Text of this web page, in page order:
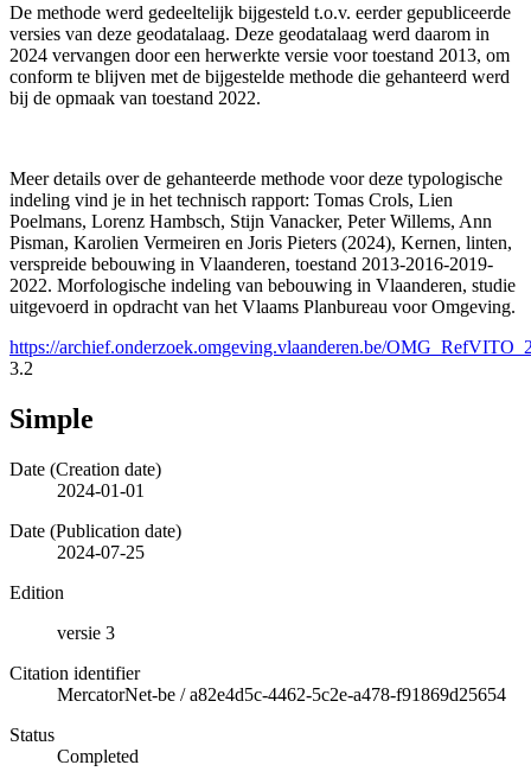
De methode werd gedeeltelijk bijgesteld t.o.v. eerder gepubliceerde
versies van deze geodatalaag. Deze geodatalaag werd daarom in
2024 vervangen door een herwerkte versie voor toestand 2013, om
conform te blijven met de bijgestelde methode die gehanteerd werd
bij de opmaak van toestand 2022.
Meer details over de gehanteerde methode voor deze typologische
indeling vind je in het technisch rapport: Tomas Crols, Lien
Poelmans, Lorenz Hambsch, Stijn Vanacker, Peter Willems, Ann
Pisman, Karolien Vermeiren en Joris Pieters (2024), Kernen, linten,
verspreide bebouwing in Vlaanderen, toestand 2013-2016-2019-
2022. Morfologische indeling van bebouwing in Vlaanderen, studie
uitgevoerd in opdracht van het Vlaams Planbureau voor Omgeving.
https://archief.onderzoek.omgeving.vlaanderen.be/
3.2
Simple
Date (Creation date)
2024-01-01
Date (Publication date)
2024-07-25
Edition
versie 3
Citation identifier
MercatorNet-be /a82e4d5c-4462-5c2e-a478-f91869d25654
Status
Completed